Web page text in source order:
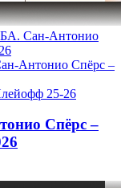
Сан-Антонио
Антонио Спёрс –
25-26
Спёрс –